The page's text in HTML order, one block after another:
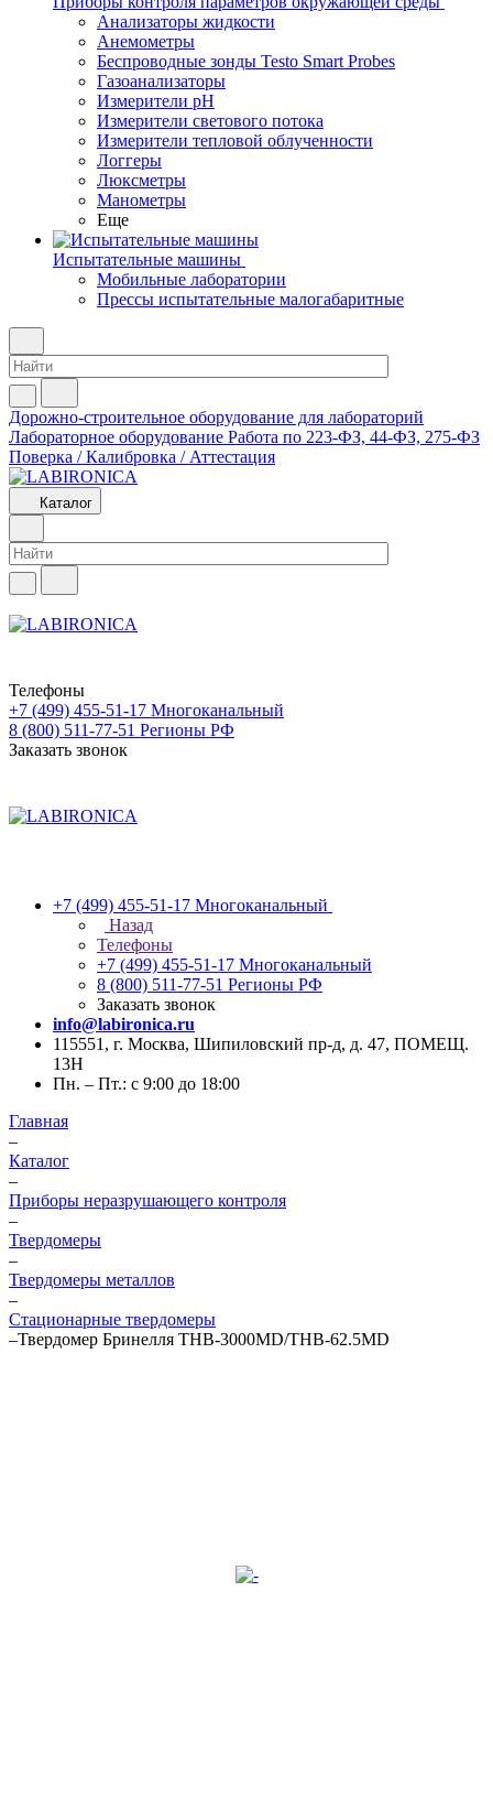
Анализаторы жидкости
Анемометры
Беспроводные зонды Testo Smart Probes
Газоанализаторы
Измерители pH
Измерители светового потока
Измерители тепловой облученности
Логгеры
Люксметры
Манометры
Еще
Испытательные машины
Мобильные лаборатории
Прессы испытательные малогабаритные
Дорожно-строительное оборудование для лабораторий
Лабораторное оборудование Работа по 223-ФЗ, 44-ФЗ, 275-ФЗ
Поверка / Калибровка / Аттестация
Каталог
Телефоны
+7 (499) 455-51-17 Многоканальный
8 (800) 511-77-51 Регионы РФ
Заказать звонок
+7 (499) 455-51-17 Многоканальный
Назад
Телефоны
+7 (499) 455-51-17 Многоканальный
8 (800) 511-77-51 Регионы РФ
Заказать звонок
info@labironica.ru
115551, г. Москва, Шипиловский пр-д, д. 47, ПОМЕЩ.
13Н
Пн. – Пт.: с 9:00 до 18:00
Главная
–
Каталог
–
Приборы неразрушающего контроля
–
Твердомеры
–
Твердомеры металлов
–
Стационарные твердомеры
–Твердомер Бринелля THB-3000MD/THB-62.5MD